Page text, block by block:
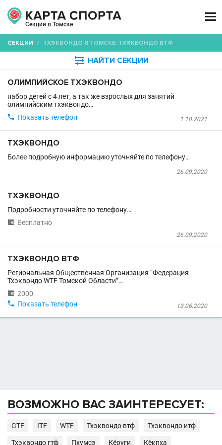
Секции в Томске

СЕКЦИИ / ТХЭКВОНДО В ТОМСКЕ: ТХЭКВОНДО ВТФ
 НАЙТИ СЕКЦИИ
ОЛИМПИЙСКОЕ ТХЭКВОНДО
набор детей с 4 лет, а так же взрослых для занятий
олимпийским тхэквондо…
1.10.2021
 Показать телефон
ТХЭКВОНДО
Более подробную информацию уточняйте по телефону…
26.09.2020
ТХЭКВОНДО
Подробности уточняйте по телефону…
 Бесплатно
26.09.2020
ТХЭКВОНДО ВТФ
Региональная Общественная Организация “Федерация
Тхэквондо WTF Томской Области”…
 2000
13.06.2020
 Показать телефон
ВОЗМОЖНО ВАС ЗАИНТЕРЕСУЕТ:
GTF ITF WTF Тхэквондо втф Тхэквондо итф
Тхэквондо гтф Пхумсэ Кёруги Кёкпха